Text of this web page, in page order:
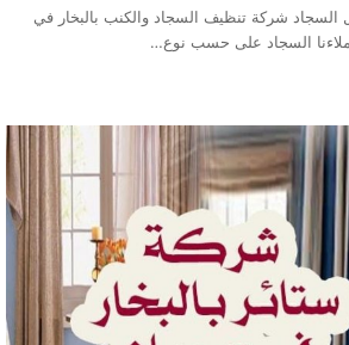
شركة تنظيف السجاد والكنب بالبخار في
السجاد على حسب نوع…